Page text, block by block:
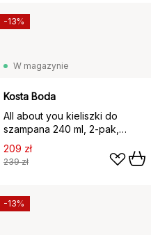
W magazynie
Kosta Boda
All about you kieliszki do
szampana 240 ml, 2‑pak,
Forever Yours
209 zł
239 zł
-13%
-13%